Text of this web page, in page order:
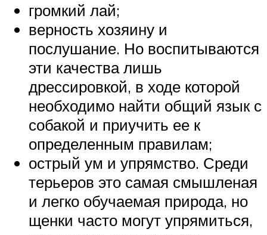
громкий лай;
верность хозяину и
послушание. Но воспитываются
эти качества лишь
дрессировкой, в ходе которой
необходимо найти общий язык с
собакой и приучить ее к
определенным правилам;
острый ум и упрямство. Среди
терьеров это самая смышленая
и легко обучаемая природа, но
щенки часто могут упрямиться,